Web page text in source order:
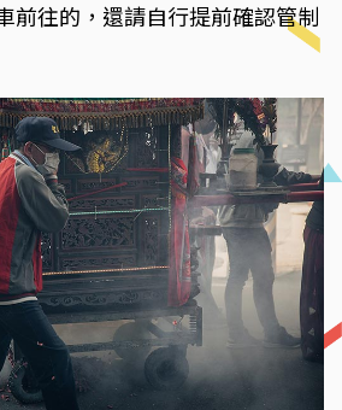
前往的，還請自行提前確認管制